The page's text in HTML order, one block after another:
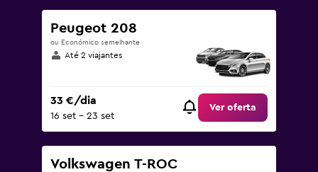
Peugeot 208
ou Económico semelhante
Até 2 viajantes
33 €/dia
16 set – 23 set
Ver oferta
Volkswagen T-ROC